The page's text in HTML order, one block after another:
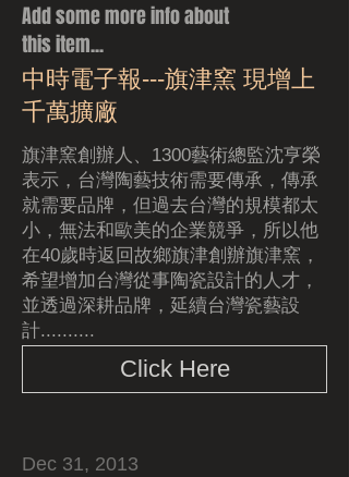
Add some more info about
this item...
中時電子報---旗津窯 現增上
千萬擴廠
旗津窯創辦人、1300藝術總監沈亨榮
表示，台灣陶藝技術需要傳承，傳承
就需要品牌，但過去台灣的規模都太
小，無法和歐美的企業競爭，所以他
在40歲時返回故鄉旗津創辦旗津窯，
希望增加台灣從事陶瓷設計的人才，
並透過深耕品牌，延續台灣瓷藝設
計..........
Click Here
Dec 31, 2013